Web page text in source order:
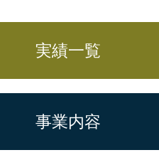
実績一覧
事業内容